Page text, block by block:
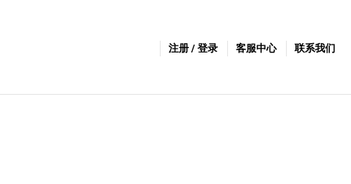
注册 / 登录 客服中心 联系我们